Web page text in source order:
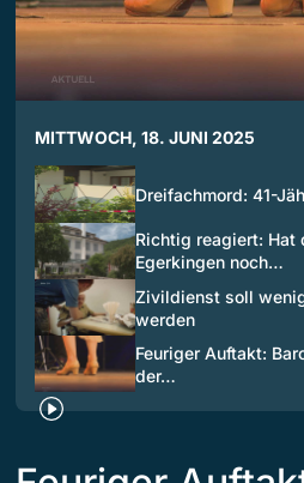
MITTWOCH, 18. JUNI 2025
Dreifachmord: 41-
Richtig reagiert: Hat
Egerkingen noch…
Zivildienst soll
werden
Feuriger Auftakt:
der…